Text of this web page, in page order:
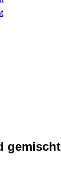
gemischt